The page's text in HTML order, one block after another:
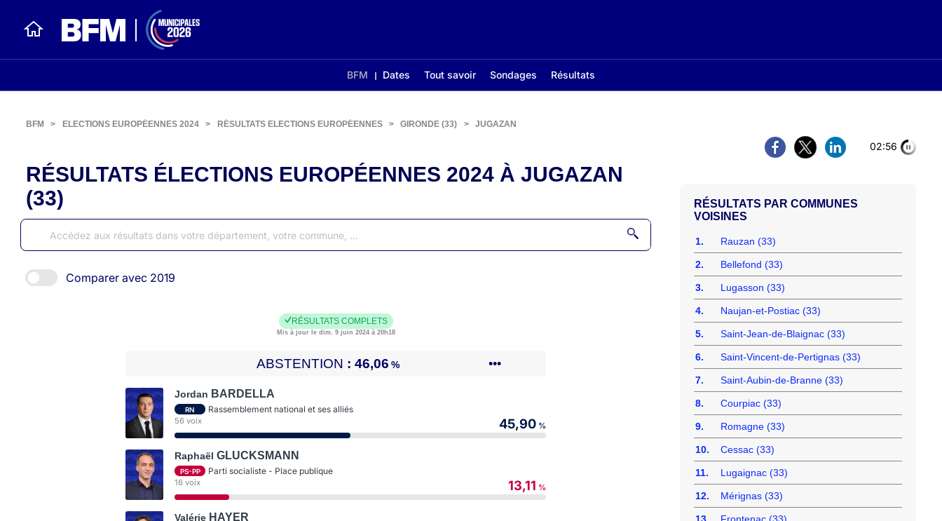
BFM Dates Tout savoir Sondages Résultats
02:56
BFM > ELECTIONS EUROPÉENNES 2024 > RÉSULTATS ELECTIONS EUROPÉENNES > GIRONDE (33) > JUGAZAN
RÉSULTATS ÉLECTIONS EUROPÉENNES 2024 À JUGAZAN
(33)
Comparer avec 2019
RÉSULTATS COMPLETS
Mis à jour le dim. 9 juin 2024 à 20h18
ABSTENTION 46,06 % •••
Jordan BARDELLA
RN Rassemblement national et ses alliés
56 voix 45,90 %
RaphaëlGLUCKSMANN
PS-PP Parti socialiste - Place publique
16 voix 13,11 %
Valérie HAYER
COMMUNES
VOISINES
1. Rauzan (33)
2. Bellefond (33)
3. Lugasson (33)
4. Naujan-et-Postiac (33)
5. Saint-Jean-de-Blaignac (33)
6. Saint-Vincent-de-Pertignas (33)
7. Saint-Aubin-de-Branne (33)
8. Courpiac (33)
9. Romagne (33)
10. Cessac (33)
11. Lugaignac (33)
12. Mérignas (33)